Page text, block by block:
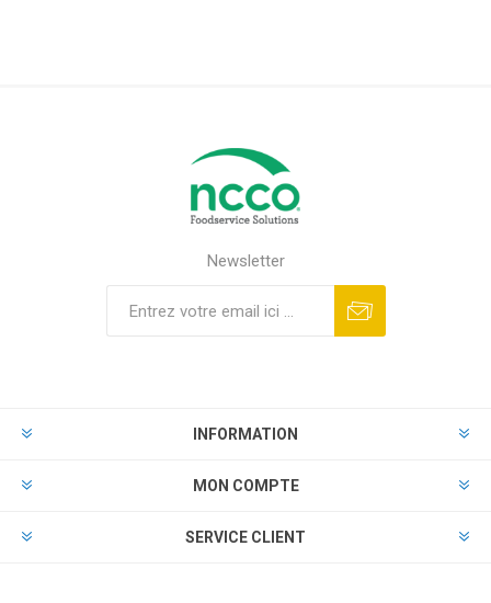
Newsletter
INFORMATION
MON COMPTE
SERVICE CLIENT